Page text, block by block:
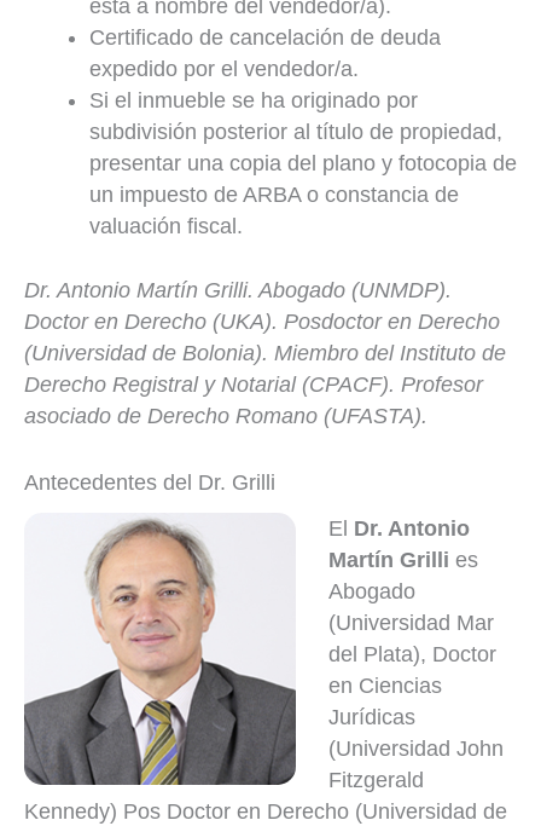
está a nombre del vendedor/a).
Certificado de cancelación de deuda
expedido por el vendedor/a.
Si el inmueble se ha originado por
subdivisión posterior al título de propiedad,
presentar una copia del plano y fotocopia de
un impuesto de ARBA o constancia de
valuación fiscal.
Dr. Antonio Martín Grilli. Abogado (UNMDP).
Doctor en Derecho (UKA). Posdoctor en Derecho
(Universidad de Bolonia). Miembro del Instituto de
Derecho Registral y Notarial (CPACF). Profesor
asociado de Derecho Romano (UFASTA).
Antecedentes del Dr. Grilli
El Dr. Antonio
Martín Grilli es
Abogado
(Universidad Mar
del Plata), Doctor
en Ciencias
Jurídicas
(Universidad John
Fitzgerald
Kennedy) Pos Doctor en Derecho (Universidad de